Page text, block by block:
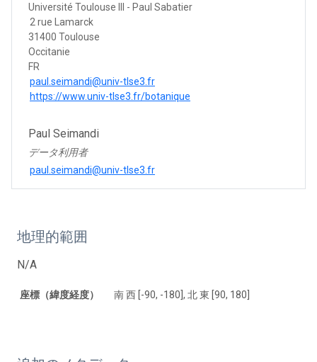
Université Toulouse III - Paul Sabatier
2 rue Lamarck
31400 Toulouse
Occitanie
FR
paul.seimandi@univ-tlse3.fr
https://www.univ-tlse3.fr/botanique
Paul Seimandi
データ利用者
paul.seimandi@univ-tlse3.fr
地理的範囲
N/A
座標（緯度経度） 南 西 [-90, -180], 北 東 [90, 180]